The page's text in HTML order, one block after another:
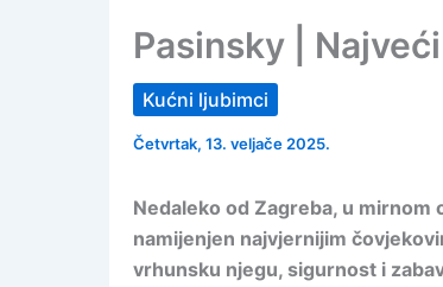
Pasinsky |
Kućni ljubimci
Četvrtak, 13. veljače 2025.
Nedaleko od Zagreba, u mirnom
namijenjen najvjernijim
vrhunsku njegu, sigurnost i